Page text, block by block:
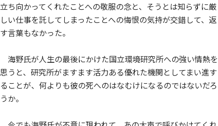
立ち向かってくれたことへの敬服の念と、そうとは知らずに厳
しい仕事を託してしまったことへの悔恨の気持が交錯して、返
す言葉もなかった。
海野氏が人生の最後にかけた国立環境研究所への強い情熱を
思うと、研究所がますます活力ある優れた機関としてまい進す
ることが、何よりも彼の死へのはなむけになるのではないだろ
うか。